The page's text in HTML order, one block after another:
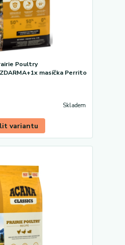
Poultry
masíčka Perrito
Skladem
variantu